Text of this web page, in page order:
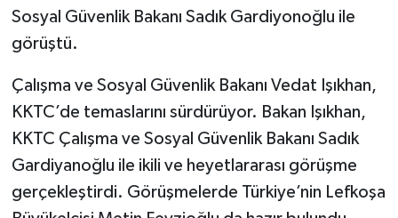
Sosyal Güvenlik Bakanı Sadık Gardiyonoğlu ile
görüştü.
Çalışma ve Sosyal Güvenlik Bakanı Vedat Işıkhan,
KKTC’de temaslarını sürdürüyor. Bakan Işıkhan,
KKTC Çalışma ve Sosyal Güvenlik Bakanı Sadık
Gardiyanoğlu ile ikili ve heyetlararası görüşme
gerçekleştirdi. Görüşmelerde Türkiye’nin Lefkoşa